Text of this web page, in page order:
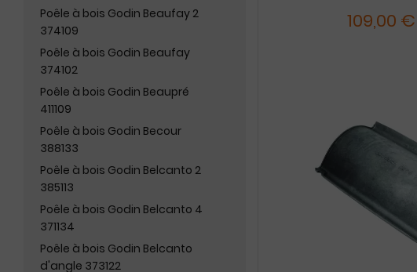
Poêle à bois Godin Beaufay 2
374109
Poêle à bois Godin Beaufay
374102
Poêle à bois Godin Beaupré
411109
Poêle à bois Godin Becour
388133
Poêle à bois Godin Belcanto 2
385113
Poêle à bois Godin Belcanto 4
371134
Poêle à bois Godin Belcanto
d'angle 373122
109,00 €